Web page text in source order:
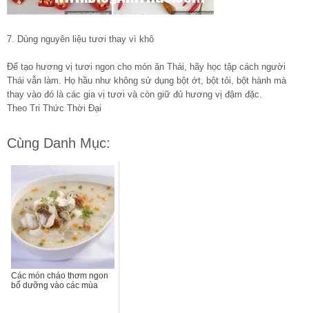
7. Dùng nguyên liệu tươi thay vì khô
Để tạo hương vị tươi ngon cho món ăn Thái, hãy học tập cách người
Thái vẫn làm. Họ hầu như không sử dụng bột ớt, bột tỏi, bột hành mà
thay vào đó là các gia vị tươi và còn giữ đủ hương vị đậm đặc.
Theo Tri Thức Thời Đại
Cùng Danh Mục:
Các món cháo thơm ngon
bổ dưỡng vào các mùa